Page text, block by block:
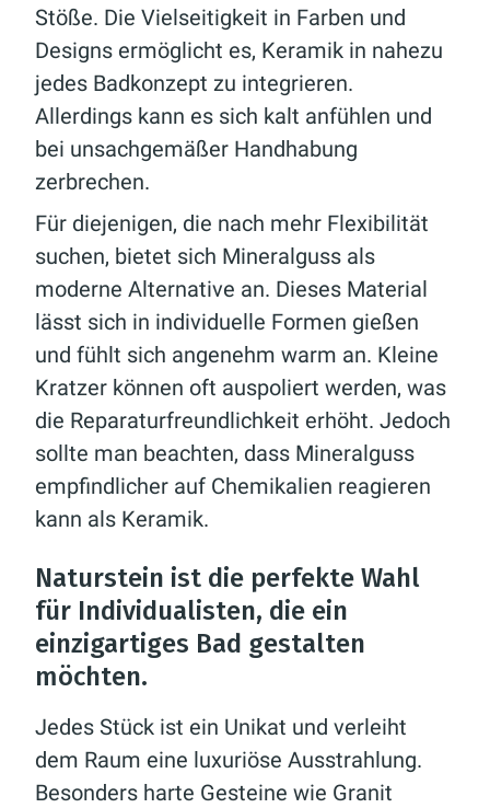
Stöße. Die Vielseitigkeit in Farben und
Designs ermöglicht es, Keramik in nahezu
jedes Badkonzept zu integrieren.
Allerdings kann es sich kalt anfühlen und
bei unsachgemäßer Handhabung
zerbrechen.
Für diejenigen, die nach mehr Flexibilität
suchen, bietet sich Mineralguss als
moderne Alternative an. Dieses Material
lässt sich in individuelle Formen gießen
und fühlt sich angenehm warm an. Kleine
Kratzer können oft auspoliert werden, was
die Reparaturfreundlichkeit erhöht. Jedoch
sollte man beachten, dass Mineralguss
empfindlicher auf Chemikalien reagieren
kann als Keramik.
Naturstein ist die perfekte Wahl
für Individualisten, die ein
einzigartiges Bad gestalten
möchten.
Jedes Stück ist ein Unikat und verleiht
dem Raum eine luxuriöse Ausstrahlung.
Besonders harte Gesteine wie Granit